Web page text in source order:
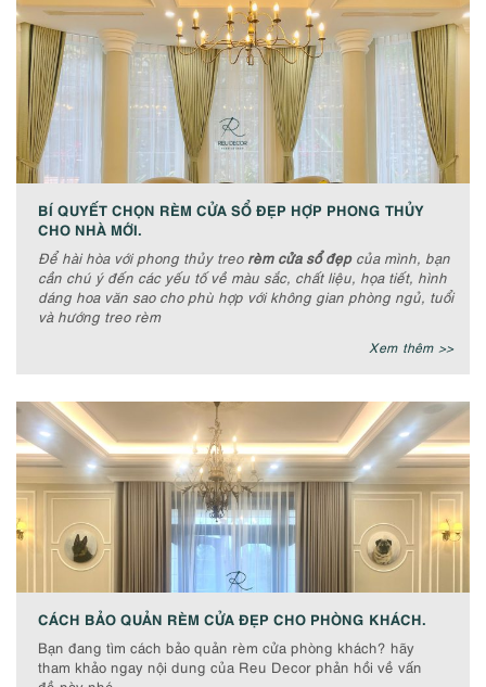
BÍ QUYẾT CHỌN RÈM CỬA SỔ ĐẸP HỢP PHONG THỦY
CHO NHÀ MỚI.
Để hài hòa với phong thủy treo rèm cửa sổ đẹpcủa mình, bạn
cần chú ý đến các yếu tố về màu sắc, chất liệu, họa tiết, hình
dáng hoa văn sao cho phù hợp với không gian phòng ngủ, tuổi
và hướng treo rèm
Xem thêm >>
CÁCH BẢO QUẢN RÈM CỬA ĐẸP CHO PHÒNG KHÁCH.
Bạn đang tìm cách bảo quản rèm cửa phòng khách? hãy
tham khảo ngay nội dung của Reu Decor phản hồi về vấn